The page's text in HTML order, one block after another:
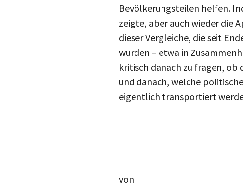
Bevölkerungsteilen helfen.
zeigte, aber auch wieder die
dieser Vergleiche, die seit
wurden – etwa in
kritisch danach zu fragen, ob
und danach, welche
eigentlich transportiert
von